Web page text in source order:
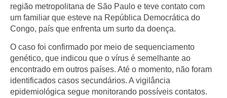
região metropolitana de São Paulo e teve contato com
um familiar que esteve na República Democrática do
Congo, país que enfrenta um surto da doença.
O caso foi confirmado por meio de sequenciamento
genético, que indicou que o vírus é semelhante ao
encontrado em outros países. Até o momento, não foram
identificados casos secundários. A vigilância
epidemiológica segue monitorando possíveis contatos.